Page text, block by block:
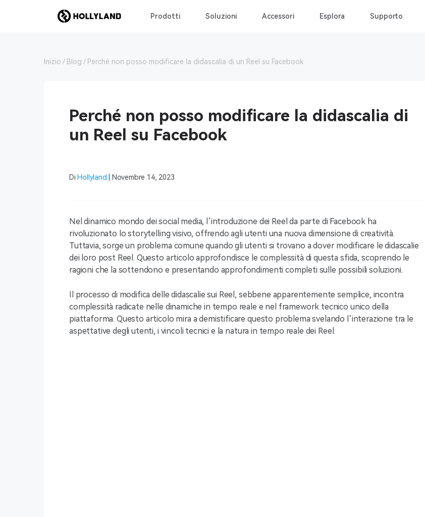
Prodotti Soluzioni Accessori Esplora Supporto
Inizio Blog Perché non posso modificare la didascalia di un Reel su Facebook
Perché non posso modificare la didascalia di
un Reel su Facebook
Di Hollyland | Novembre 14, 2023
Nel dinamico mondo dei social media, l’introduzione dei Reel da parte di Facebook ha
rivoluzionato lo storytelling visivo, offrendo agli utenti una nuova dimensione di creatività.
Tuttavia, sorge un problema comune quando gli utenti si trovano a dover modificare le didascalie
dei loro post Reel. Questo articolo approfondisce le complessità di questa sfida, scoprendo le
ragioni che la sottendono e presentando approfondimenti completi sulle possibili soluzioni.
Il processo di modifica delle didascalie sui Reel, sebbene apparentemente semplice, incontra
complessità radicate nelle dinamiche in tempo reale e nel framework tecnico unico della
piattaforma. Questo articolo mira a demistificare questo problema svelando l’interazione tra le
aspettative degli utenti, i vincoli tecnici e la natura in tempo reale dei Reel.